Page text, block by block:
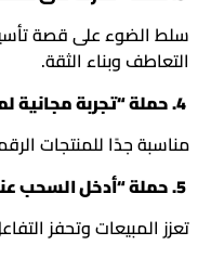
سلط الضوء على قصة
التعاطف وبناء الثقة.
مناسبة جدًا للمنتجات
تعزز المبيعات وتحفز